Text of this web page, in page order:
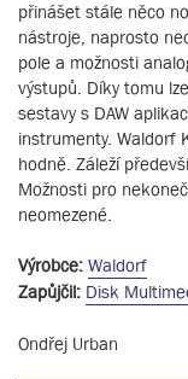
přinášet stále něco
nástroje, naprosto
pole a možnosti
výstupů. Díky tomu
sestavy s DAW
instrumenty. Waldorf
hodně. Záleží
Možnosti pro
neomezené.
Výrobce: Waldorf
Zapůjčil: Disk
Ondřej Urban